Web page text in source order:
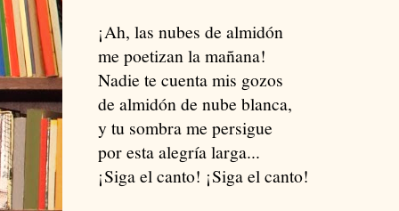
¡Ah, las nubes de almidón
me poetizan la mañana!
Nadie te cuenta mis gozos
de almidón de nube blanca,
y tu sombra me persigue
por esta alegría larga...
¡Siga el canto! ¡Siga el canto!